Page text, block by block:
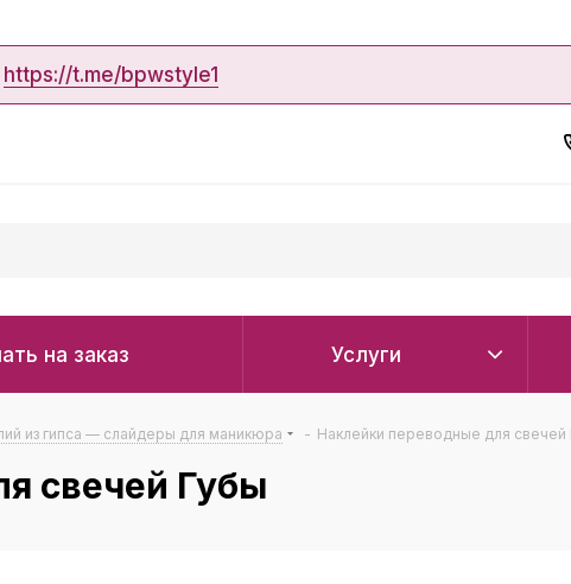
https://t.me/bpwstyle1
на заказ Услуги
из гипса — слайдеры для маникюра - Наклейки переводные для свечей
свечей Губы